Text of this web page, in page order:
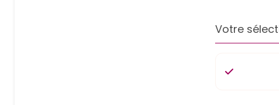
Votre